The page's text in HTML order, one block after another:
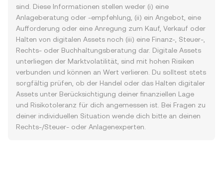
sind. Diese Informationen stellen weder (i) eine
Anlageberatung oder -empfehlung, (ii) ein Angebot, eine
Aufforderung oder eine Anregung zum Kauf, Verkauf oder
Halten von digitalen Assets noch (iii) eine Finanz-, Steuer-,
Rechts- oder Buchhaltungsberatung dar. Digitale Assets
unterliegen der Marktvolatilität, sind mit hohen Risiken
verbunden und können an Wert verlieren. Du solltest stets
sorgfältig prüfen, ob der Handel oder das Halten digitaler
Assets unter Berücksichtigung deiner finanziellen Lage
und Risikotoleranz für dich angemessen ist. Bei Fragen zu
deiner individuellen Situation wende dich bitte an deinen
Rechts-/Steuer- oder Anlagenexperten.